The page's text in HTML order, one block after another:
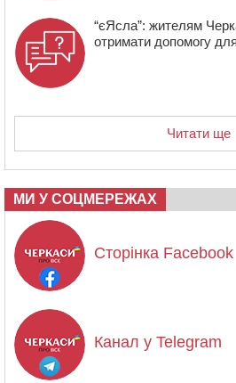
“єЯсла”: жителям
отримати допомогу
Читати ще
МИ У СОЦМЕРЕЖАХ
Сторінка Facebook
Канал у Telegram